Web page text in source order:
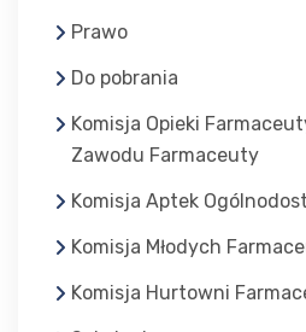
Prawo
Do pobrania
Komisja Opieki
Zawodu Farmaceuty
Komisja Aptek
Komisja Młodych
Komisja Hurtowni